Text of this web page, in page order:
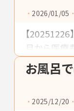
2026/01/05
【20251226
月から医療
下肢静脈瘤
去」「右目
て続けに実
お風呂
2025/12/20